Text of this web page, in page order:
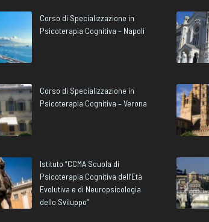
Corso di Specializzazione in
Psicoterapia Cognitiva – Napoli
Corso di Specializzazione in
Psicoterapia Cognitiva – Verona
Istituto “CCMA Scuola di
Psicoterapia Cognitiva dell’Età
Evolutiva e di Neuropsicologia
dello Sviluppo”